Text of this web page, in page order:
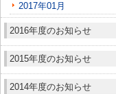
2017年01月
2016年度のお知らせ
2015年度のお知らせ
2014年度のお知らせ